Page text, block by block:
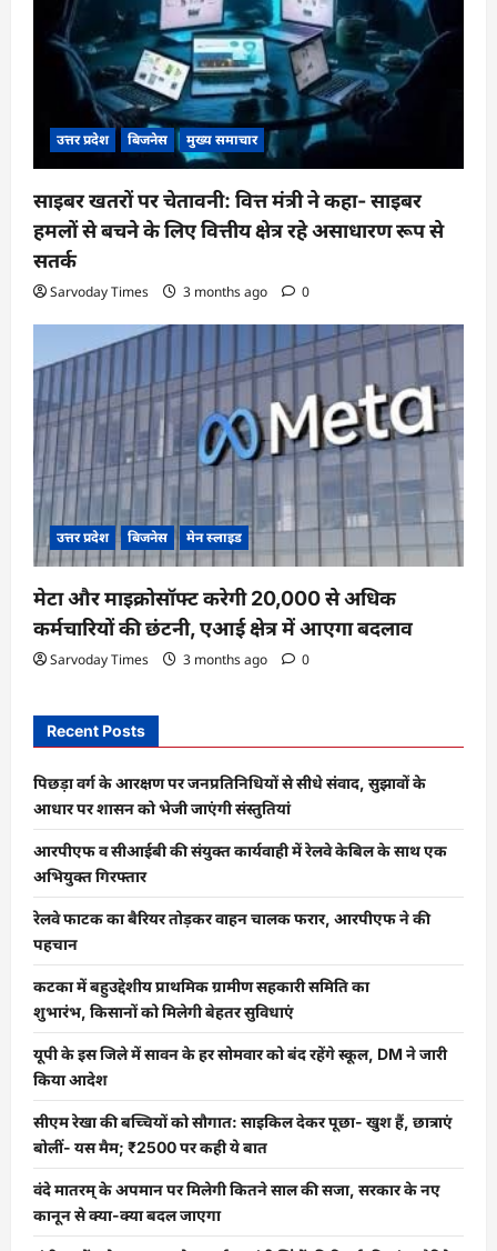
उत्तर प्रदेश बिजनेस मुख्य समाचार
साइबर खतरों पर चेतावनी: वित्त मंत्री ने कहा- साइबर
हमलों से बचने के लिए वित्तीय क्षेत्र रहे असाधारण रूप से
सतर्क
Sarvoday Times 3 months ago 0
उत्तर प्रदेश बिजनेस मेन स्लाइड
मेटा और माइक्रोसॉफ्ट करेगी 20,000 से अधिक
कर्मचारियों की छंटनी, एआई क्षेत्र में आएगा बदलाव
Sarvoday Times 3 months ago 0
Recent Posts
पिछड़ा वर्ग के आरक्षण पर जनप्रतिनिधियों से सीधे संवाद, सुझावों के
आधार पर शासन को भेजी जाएंगी संस्तुतियां
आरपीएफ व सीआईबी की संयुक्त कार्यवाही में रेलवे केबिल के साथ एक
अभियुक्त गिरफ्तार
रेलवे फाटक का बैरियर तोड़कर वाहन चालक फरार, आरपीएफ ने की
पहचान
कटका में बहुउद्देशीय प्राथमिक ग्रामीण सहकारी समिति का
शुभारंभ, किसानों को मिलेगी बेहतर सुविधाएं
यूपी के इस जिले में सावन के हर सोमवार को बंद रहेंगे स्कूल, DM ने जारी
किया आदेश
सीएम रेखा की बच्चियों को सौगात: साइकिल देकर पूछा- खुश हैं, छात्राएं
बोलीं- यस मैम; ₹2500 पर कही ये बात
वंदे मातरम् के अपमान पर मिलेगी कितने साल की सजा, सरकार के नए
कानून से क्या-क्या बदल जाएगा